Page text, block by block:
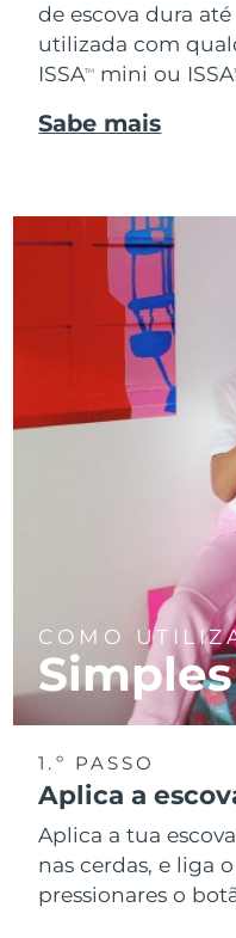
de escova dura
utilizada com
ISSATM mini ou ISSA
Sabe mais
COMO
1.º PASSO
Aplica a
Aplica a tua
nas cerdas, e liga
pressionares o